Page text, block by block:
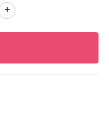
+